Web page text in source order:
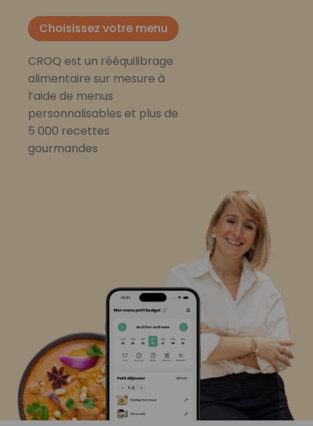
Choisissez votre menu
CROQ est un rééquilibrage
alimentaire sur mesure à
l’aide de menus
personnalisables et plus de
5 000 recettes
gourmandes